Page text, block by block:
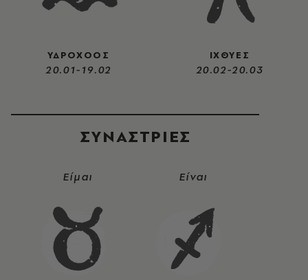
ΥΔΡΟΧΟΟΣ
20.01-19.02
ΙΧΘΥΕΣ
20.02-20.03
ΣΥΝΑΣΤΡIΕΣ
Είμαι Είναι